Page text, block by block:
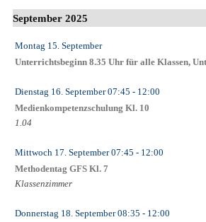
September 2025
Montag 15. September
Unterrichtsbeginn 8.35 Uhr für alle Klassen,
Dienstag 16. September07:45 - 12:00
Medienkompetenzschulung Kl. 10
1.04
Mittwoch 17. September07:45 - 12:00
Methodentag GFS Kl. 7
Klassenzimmer
Donnerstag 18. September08:35 - 12:00